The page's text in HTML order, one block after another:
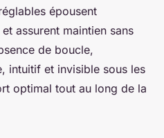
épousent
assurent maintien sans
de boucle,
intuitif et invisible sous les
optimal tout au long de la